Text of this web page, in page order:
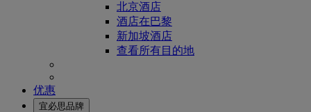
北京酒店
酒店在巴黎
新加坡酒店
查看所有目的地
优惠
宜必思品牌